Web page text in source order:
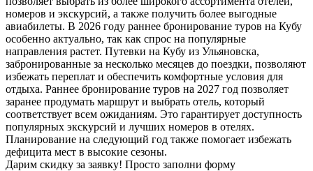
номеров и экскурсий, а также получить более выгодные
авиабилеты. В 2026 году раннее бронирование туров на Кубу
особенно актуально, так как спрос на популярные
направления растет. Путевки на Кубу из Ульяновска,
забронированные за несколько месяцев до поездки, позволяют
избежать переплат и обеспечить комфортные условия для
отдыха. Раннее бронирование туров на 2027 год позволяет
заранее продумать маршрут и выбрать отель, который
соответствует всем ожиданиям. Это гарантирует доступность
популярных экскурсий и лучших номеров в отелях.
Планирование на следующий год также помогает избежать
дефицита мест в высокие сезоны.
Дарим скидку за заявку! Просто заполни форму